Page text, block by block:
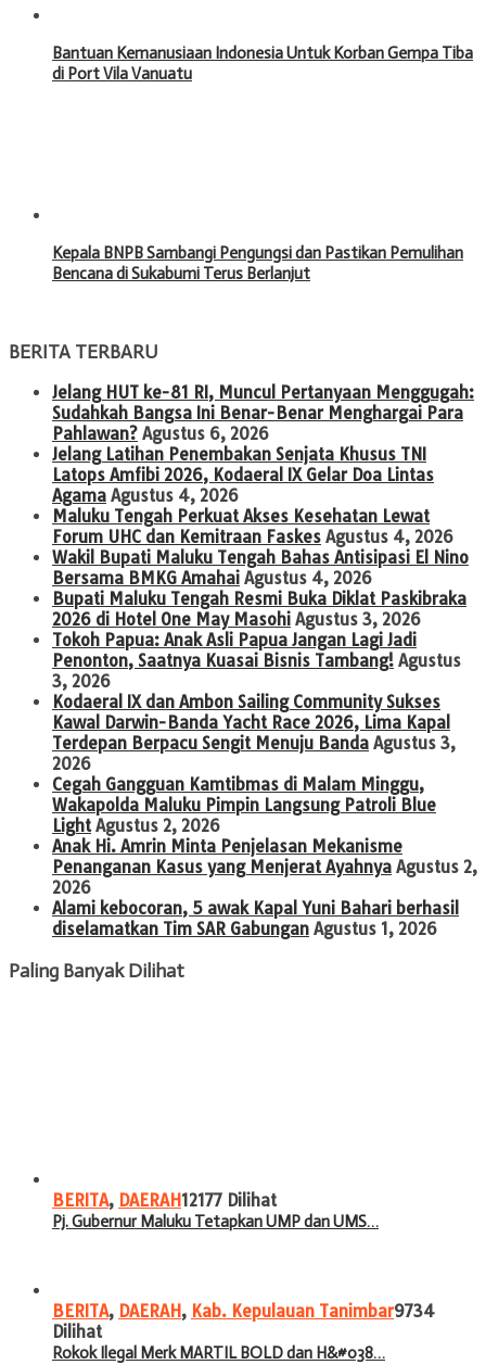
Bantuan Kemanusiaan Indonesia Untuk Korban Gempa Tiba
di Port Vila Vanuatu
Kepala BNPB Sambangi Pengungsi dan Pastikan Pemulihan
Bencana di Sukabumi Terus Berlanjut
BERITA TERBARU
Jelang HUT ke-81 RI, Muncul Pertanyaan Menggugah:
Sudahkah Bangsa Ini Benar-Benar Menghargai Para
Pahlawan? Agustus 6, 2026
Jelang Latihan Penembakan Senjata Khusus TNI
Latops Amfibi 2026, Kodaeral IX Gelar Doa Lintas
Agama Agustus 4, 2026
Maluku Tengah Perkuat Akses Kesehatan Lewat
Forum UHC dan Kemitraan Faskes Agustus 4, 2026
Wakil Bupati Maluku Tengah Bahas Antisipasi El Nino
Bersama BMKG Amahai Agustus 4, 2026
Bupati Maluku Tengah Resmi Buka Diklat Paskibraka
2026 di Hotel One May Masohi Agustus 3, 2026
Tokoh Papua: Anak Asli Papua Jangan Lagi Jadi
Penonton, Saatnya Kuasai Bisnis Tambang! Agustus
3, 2026
Kodaeral IX dan Ambon Sailing Community Sukses
Kawal Darwin-Banda Yacht Race 2026, Lima Kapal
Terdepan Berpacu Sengit Menuju Banda Agustus 3,
2026
Cegah Gangguan Kamtibmas di Malam Minggu,
Wakapolda Maluku Pimpin Langsung Patroli Blue
Light Agustus 2, 2026
Anak Hi. Amrin Minta Penjelasan Mekanisme
Penanganan Kasus yang Menjerat Ayahnya Agustus 2,
2026
Alami kebocoran, 5 awak Kapal Yuni Bahari berhasil
diselamatkan Tim SAR Gabungan Agustus 1, 2026
Paling Banyak Dilihat
BERITA, DAERAH 12177 Dilihat
Pj. Gubernur Maluku Tetapkan UMP dan UMS…
BERITA, DAERAH , Kab. Kepulauan Tanimbar9734
Dilihat
Rokok Ilegal Merk MARTIL BOLD dan H&#038…